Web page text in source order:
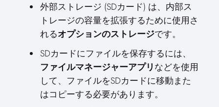
外部ストレージ (SDカード) は、内部ス
トレージの容量を拡張するために使用さ
れるオプションのストレージです。
SDカードにファイルを保存するには、
ファイルマネージャーアプリなどを使用
して、ファイルをSDカードに移動また
はコピーする必要があります。